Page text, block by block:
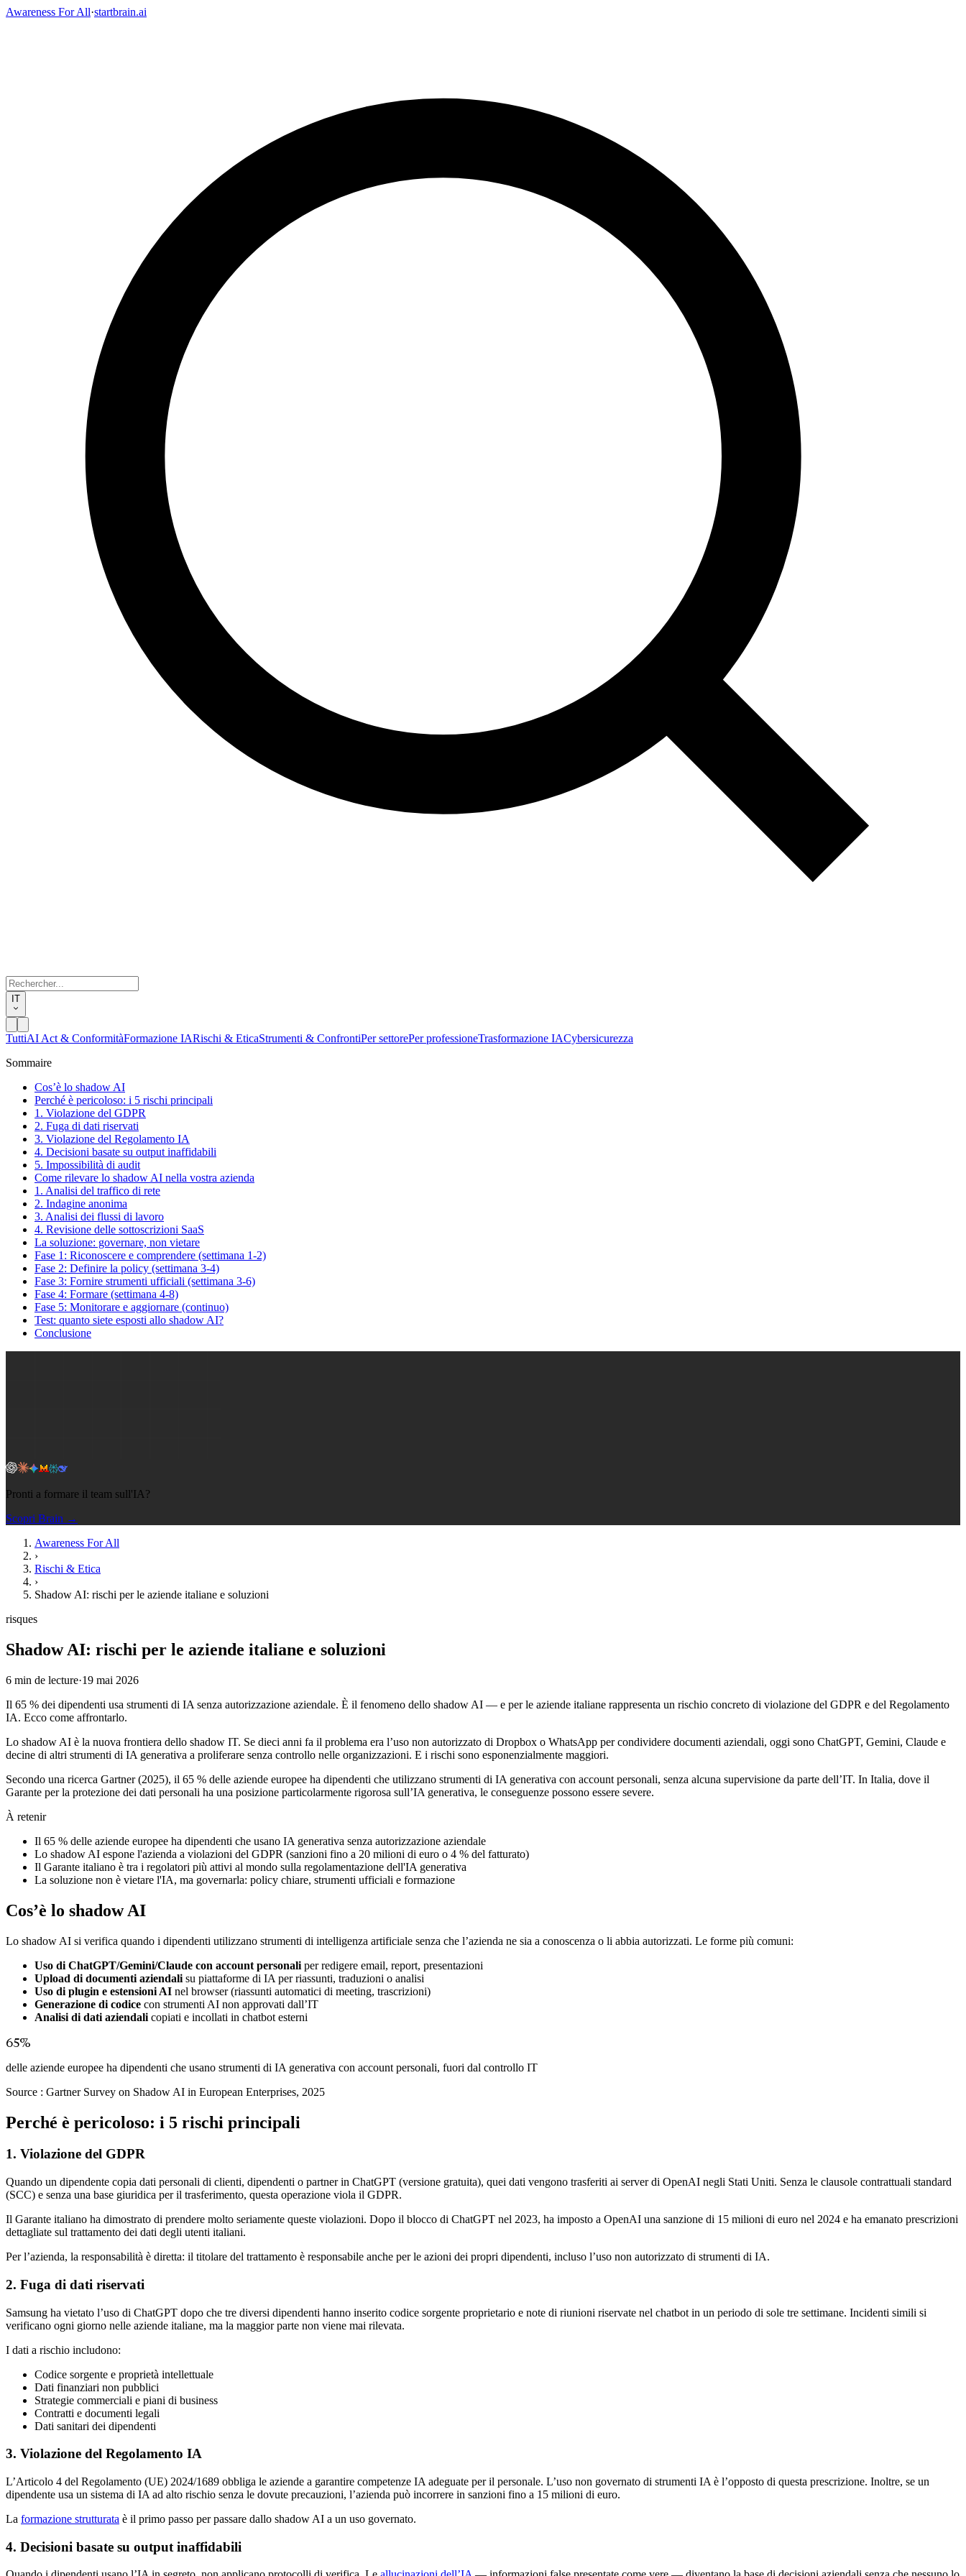
Awareness For All·startbrain.ai
IT
TuttiAI Act & ConformitàFormazione IARischi & EticaStrumenti & ConfrontiPer settorePer professioneTrasformazione IACybersicurezza
Sommaire
Cos’è lo shadow AI
Perché è pericoloso: i 5 rischi principali
1. Violazione del GDPR
2. Fuga di dati riservati
3. Violazione del Regolamento IA
4. Decisioni basate su output inaffidabili
5. Impossibilità di audit
Come rilevare lo shadow AI nella vostra azienda
1. Analisi del traffico di rete
2. Indagine anonima
3. Analisi dei flussi di lavoro
4. Revisione delle sottoscrizioni SaaS
La soluzione: governare, non vietare
Fase 1: Riconoscere e comprendere (settimana 1-2)
Fase 2: Definire la policy (settimana 3-4)
Fase 3: Fornire strumenti ufficiali (settimana 3-6)
Fase 4: Formare (settimana 4-8)
Fase 5: Monitorare e aggiornare (continuo)
Test: quanto siete esposti allo shadow AI?
Conclusione
Pronti a formare il team sull'IA?
Scopri Brain →
Awareness For All
›
Rischi & Etica
›
Shadow AI: rischi per le aziende italiane e soluzioni
risques
Shadow AI: rischi per le aziende italiane e soluzioni
6 min de lecture·19 mai 2026
Il 65 % dei dipendenti usa strumenti di IA senza autorizzazione aziendale. È il fenomeno dello shadow AI — e per le aziende italiane rappresenta un rischio concreto di violazione del GDPR e del Regolamento
IA. Ecco come affrontarlo.
Lo shadow AI è la nuova frontiera dello shadow IT. Se dieci anni fa il problema era l’uso non autorizzato di Dropbox o WhatsApp per condividere documenti aziendali, oggi sono ChatGPT, Gemini, Claude e
decine di altri strumenti di IA generativa a proliferare senza controllo nelle organizzazioni. E i rischi sono esponenzialmente maggiori.
Secondo una ricerca Gartner (2025), il 65 % delle aziende europee ha dipendenti che utilizzano strumenti di IA generativa con account personali, senza alcuna supervisione da parte dell’IT. In Italia, dove il
Garante per la protezione dei dati personali ha una posizione particolarmente rigorosa sull’IA generativa, le conseguenze possono essere severe.
À retenir
Il 65 % delle aziende europee ha dipendenti che usano IA generativa senza autorizzazione aziendale
Lo shadow AI espone l'azienda a violazioni del GDPR (sanzioni fino a 20 milioni di euro o 4 % del fatturato)
Il Garante italiano è tra i regolatori più attivi al mondo sulla regolamentazione dell'IA generativa
La soluzione non è vietare l'IA, ma governarla: policy chiare, strumenti ufficiali e formazione
Cos’è lo shadow AI
Lo shadow AI si verifica quando i dipendenti utilizzano strumenti di intelligenza artificiale senza che l’azienda ne sia a conoscenza o li abbia autorizzati. Le forme più comuni:
Uso di ChatGPT/Gemini/Claude con account personali per redigere email, report, presentazioni
Upload di documenti aziendali su piattaforme di IA per riassunti, traduzioni o analisi
Uso di plugin e estensioni AI nel browser (riassunti automatici di meeting, trascrizioni)
Generazione di codice con strumenti AI non approvati dall’IT
Analisi di dati aziendali copiati e incollati in chatbot esterni
65%
delle aziende europee ha dipendenti che usano strumenti di IA generativa con account personali, fuori dal controllo IT
Source : Gartner Survey on Shadow AI in European Enterprises, 2025
Perché è pericoloso: i 5 rischi principali
1. Violazione del GDPR
Quando un dipendente copia dati personali di clienti, dipendenti o partner in ChatGPT (versione gratuita), quei dati vengono trasferiti ai server di OpenAI negli Stati Uniti. Senza le clausole contrattuali standard
(SCC) e senza una base giuridica per il trasferimento, questa operazione viola il GDPR.
Il Garante italiano ha dimostrato di prendere molto seriamente queste violazioni. Dopo il blocco di ChatGPT nel 2023, ha imposto a OpenAI una sanzione di 15 milioni di euro nel 2024 e ha emanato prescrizioni
dettagliate sul trattamento dei dati degli utenti italiani.
Per l’azienda, la responsabilità è diretta: il titolare del trattamento è responsabile anche per le azioni dei propri dipendenti, incluso l’uso non autorizzato di strumenti di IA.
2. Fuga di dati riservati
Samsung ha vietato l’uso di ChatGPT dopo che tre diversi dipendenti hanno inserito codice sorgente proprietario e note di riunioni riservate nel chatbot in un periodo di sole tre settimane. Incidenti simili si
verificano ogni giorno nelle aziende italiane, ma la maggior parte non viene mai rilevata.
I dati a rischio includono:
Codice sorgente e proprietà intellettuale
Dati finanziari non pubblici
Strategie commerciali e piani di business
Contratti e documenti legali
Dati sanitari dei dipendenti
3. Violazione del Regolamento IA
L’Articolo 4 del Regolamento (UE) 2024/1689 obbliga le aziende a garantire competenze IA adeguate per il personale. L’uso non governato di strumenti IA è l’opposto di questa prescrizione. Inoltre, se un
dipendente usa un sistema di IA ad alto rischio senza le dovute precauzioni, l’azienda può incorrere in sanzioni fino a 15 milioni di euro.
La formazione strutturata è il primo passo per passare dallo shadow AI a un uso governato.
4. Decisioni basate su output inaffidabili